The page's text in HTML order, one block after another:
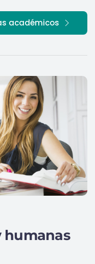
académicos
humanas